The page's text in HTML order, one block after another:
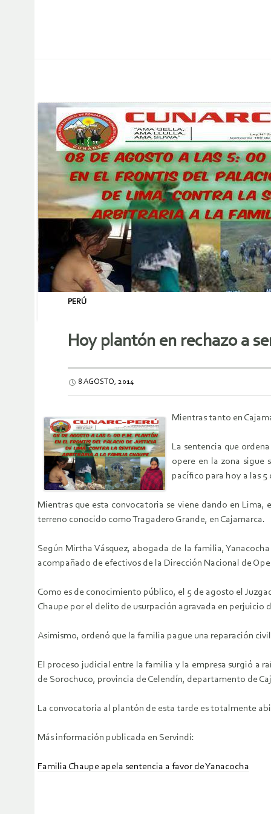
PERÚ
Hoy plantón en rechazo a
8 AGOSTO, 2014
Mientras tanto en
La sentencia que
opere en la zona sigue
pacífico para hoy a las
Mientras que esta convocatoria se viene dando en
terreno conocido como Tragadero Grande, en Cajamarca.
Según Mirtha Vásquez, abogada de la familia,
acompañado de efectivos de la Dirección Nacional de
Como es de conocimiento público, el 5 de agosto el
Chaupe por el delito de usurpación agravada en perjuicio
Asimismo, ordenó que la familia pague una reparación
El proceso judicial entre la familia y la empresa surgió a
de Sorochuco, provincia de Celendín, departamento de
La convocatoria al plantón de esta tarde es totalmente
Más información publicada en Servindi:
Familia Chaupe apela sentencia a favor de Yanacocha